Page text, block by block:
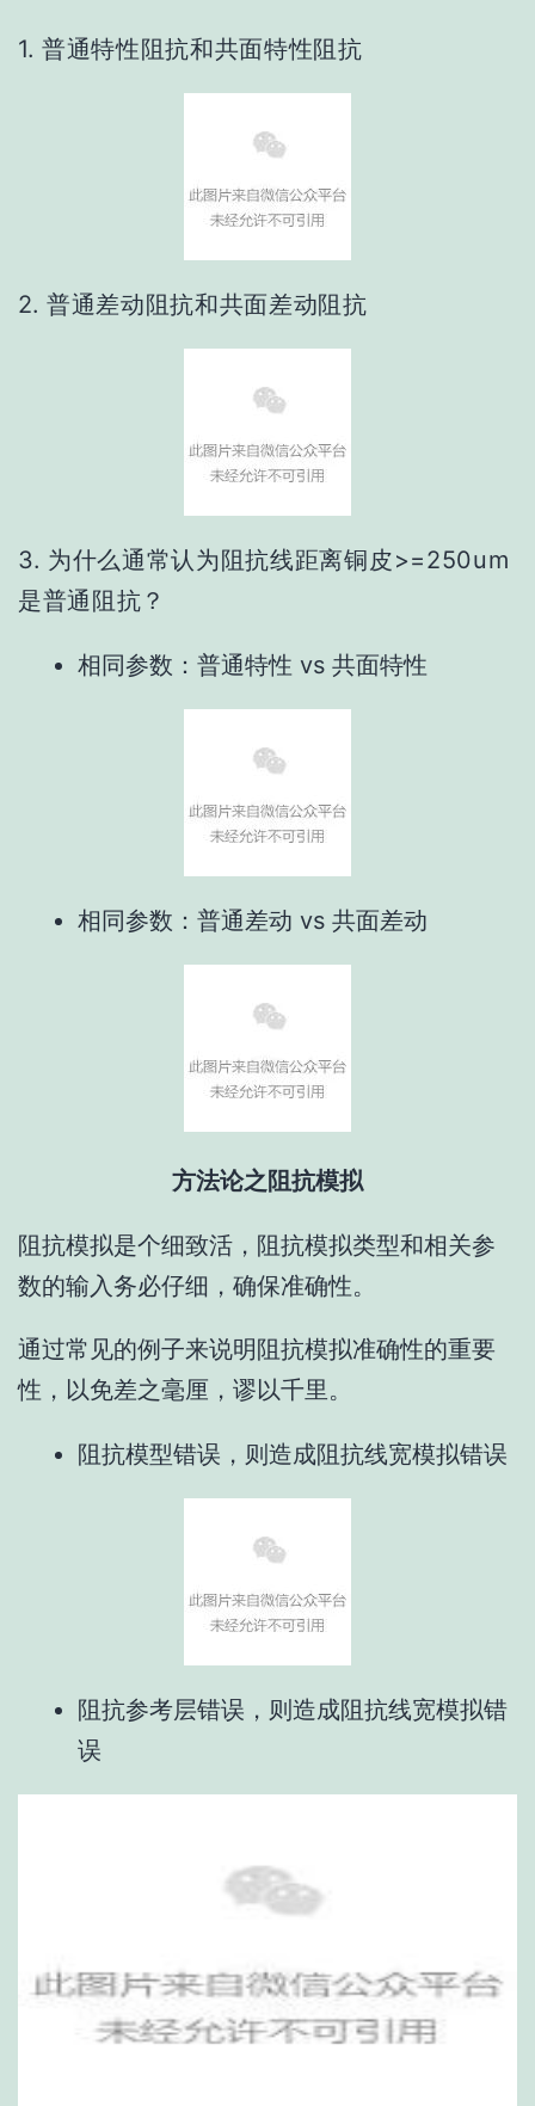
1. 普通特性阻抗和共面特性阻抗
2. 普通差动阻抗和共面差动阻抗
3. 为什么通常认为阻抗线距离铜皮>=250um
是普通阻抗？
相同参数：普通特性 vs 共面特性
相同参数：普通差动 vs 共面差动
方法论之阻抗模拟
阻抗模拟是个细致活，阻抗模拟类型和相关参
数的输入务必仔细，确保准确性。
通过常见的例子来说明阻抗模拟准确性的重要
性，以免差之毫厘，谬以千里。
阻抗模型错误，则造成阻抗线宽模拟错误
阻抗参考层错误，则造成阻抗线宽模拟错
误